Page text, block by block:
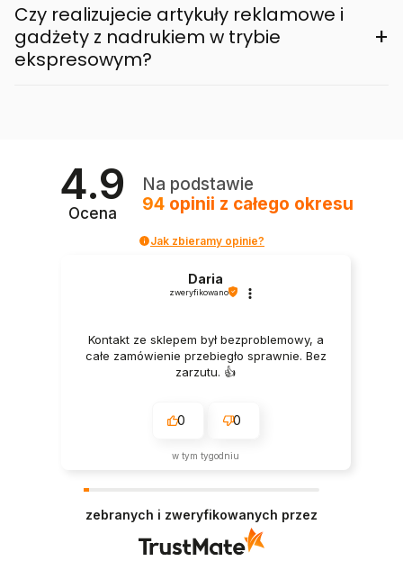
Czy realizujecie artykuły reklamowe i
gadżety z nadrukiem w trybie
ekspresowym?
+
4.9
Ocena
Na podstawie
94 opinii z całego okresu
Jak zbieramy opinie?
Daria
zweryfikowano
Kontakt ze sklepem był bezproblemowy, a
całe zamówienie przebiegło sprawnie. Bez
zarzutu. 👍️
0 0
w tym tygodniu
zebranych i zweryfikowanych przez